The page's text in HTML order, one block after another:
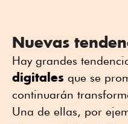
Nuevas
Hay grandes
digitales que se
continuarán
Una de ellas, por